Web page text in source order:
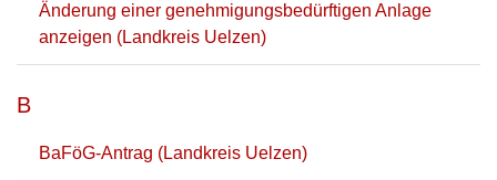
Änderung einer genehmigungsbedürftigen Anlage
anzeigen (Landkreis Uelzen)
B
BaFöG-Antrag (Landkreis Uelzen)